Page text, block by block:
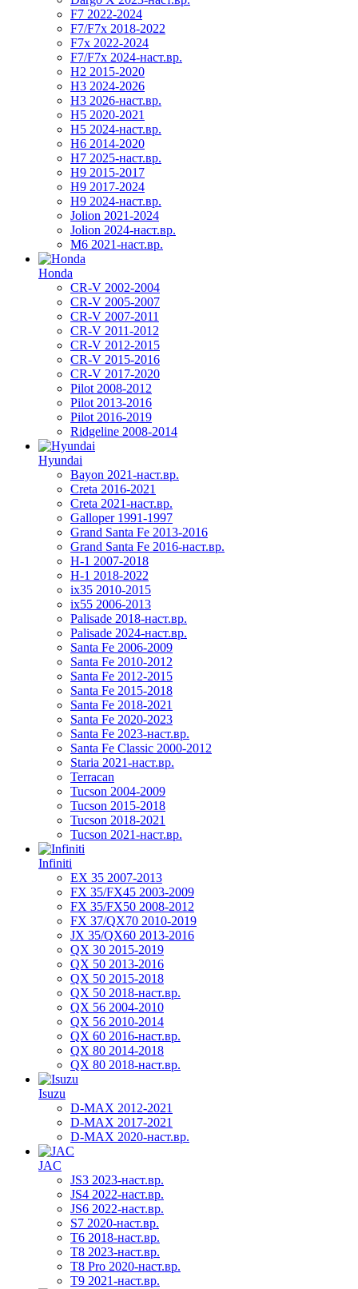
F7 2022-2024
F7/F7x 2018-2022
F7x 2022-2024
F7/F7x 2024-наст.вр.
H2 2015-2020
H3 2024-2026
H3 2026-наст.вр.
H5 2020-2021
H5 2024-наст.вр.
H6 2014-2020
H7 2025-наст.вр.
H9 2015-2017
H9 2017-2024
H9 2024-наст.вр.
Jolion 2021-2024
Jolion 2024-наст.вр.
М6 2021-наст.вр.
Honda
CR-V 2002-2004
CR-V 2005-2007
CR-V 2007-2011
CR-V 2011-2012
CR-V 2012-2015
CR-V 2015-2016
CR-V 2017-2020
Pilot 2008-2012
Pilot 2013-2016
Pilot 2016-2019
Ridgeline 2008-2014
Hyundai
Bayon 2021-наст.вр.
Creta 2016-2021
Creta 2021-наст.вр.
Galloper 1991-1997
Grand Santa Fe 2013-2016
Grand Santa Fe 2016-наст.вр.
H-1 2007-2018
H-1 2018-2022
ix35 2010-2015
ix55 2006-2013
Palisade 2018-наст.вр.
Palisade 2024-наст.вр.
Santa Fe 2006-2009
Santa Fe 2010-2012
Santa Fe 2012-2015
Santa Fe 2015-2018
Santa Fe 2018-2021
Santa Fe 2020-2023
Santa Fe 2023-наст.вр.
Santa Fe Classic 2000-2012
Staria 2021-наст.вр.
Terracan
Tucson 2004-2009
Tucson 2015-2018
Tucson 2018-2021
Tucson 2021-наст.вр.
Infiniti
EX 35 2007-2013
FX 35/FX45 2003-2009
FX 35/FX50 2008-2012
FX 37/QX70 2010-2019
JX 35/QX60 2013-2016
QX 30 2015-2019
QX 50 2013-2016
QX 50 2015-2018
QX 50 2018-наст.вр.
QX 56 2004-2010
QX 56 2010-2014
QX 60 2016-наст.вр.
QX 80 2014-2018
QX 80 2018-наст.вр.
Isuzu
D-MAX 2012-2021
D-MAX 2017-2021
D-MAX 2020-наст.вр.
JAC
JS3 2023-наст.вр.
JS4 2022-наст.вр.
JS6 2022-наст.вр.
S7 2020-наст.вр.
T6 2018-наст.вр.
T8 2023-наст.вр.
T8 Pro 2020-наст.вр.
T9 2021-наст.вр.